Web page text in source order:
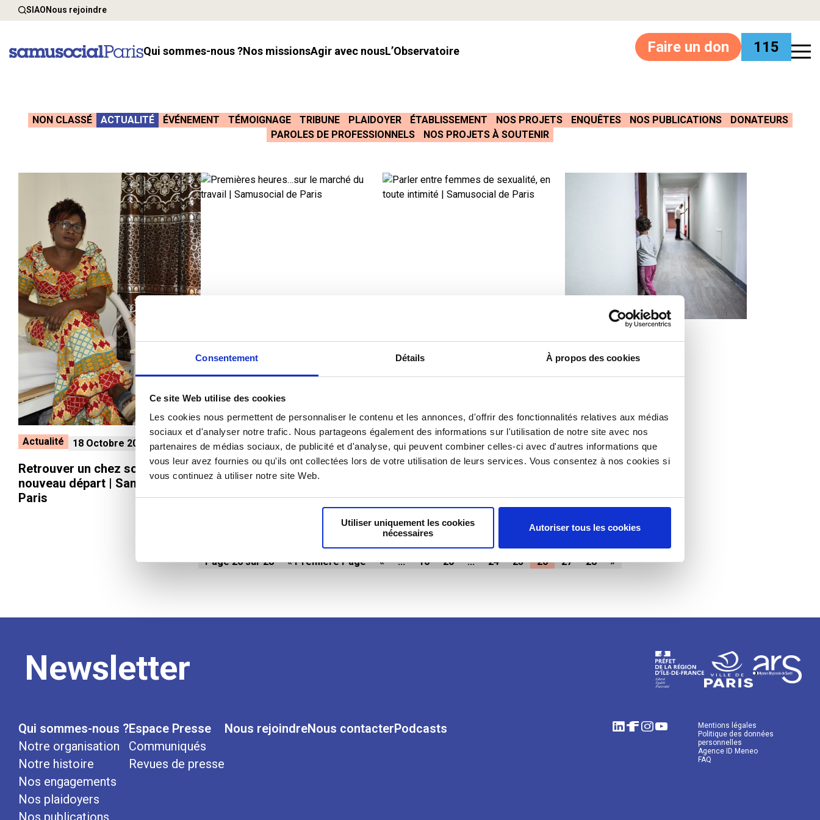
Consentement Détails À propos des cookies
Ce site Web utilise des cookies
Les cookies nous permettent de personnaliser le contenu et les annonces, d'offrir des fonctionnalités relatives aux médias
sociaux et d'analyser notre trafic. Nous partageons également des informations sur l'utilisation de notre site avec nos
partenaires de médias sociaux, de publicité et d'analyse, qui peuvent combiner celles-ci avec d'autres informations que
vous leur avez fournies ou qu'ils ont collectées lors de votre utilisation de leurs services. Vous consentez à nos cookies si
vous continuez à utiliser notre site Web.
Utiliser uniquement les cookies
nécessaires
Autoriser tous les cookies
SIAONous rejoindre
Qui sommes-nous ? Nos missions Agir avec nous l’Observatoire Faire un don 115
NON CLASSÉ ACTUALITÉ ÉVÉNEMENT TÉMOIGNAGE TRIBUNE PLAIDOYER ÉTABLISSEMENT NOS PROJETS ENQUÊTES NOS PUBLICATIONS
DONATEURS
PAROLES DE PROFESSIONNELS
NOS PROJETS À SOUTENIR
Actualité 18 Octobre 2018
Retrouver un chez soi pour un
nouveau départ | Samusocial de
Paris
Premières heures…sur le
marché du travail | Samusocial
de Paris
Parler entre femmes de
sexualité, en toute intimité |
Mieux vivre à l’hôtel |
Samusocial de Paris
Page 26 sur 28 « Première Page « ... 10 20 ... 24 25 26 27 28 »
Newsletter
Qui sommes-nous ?
Notre organisation
Notre histoire
Nos engagements
Nos plaidoyers
Nos publications
Espace Presse
Communiqués
Revues de presse
Nous rejoindreNous contacterPodcasts
Mentions légales
Politique des données
personnelles
Agence ID Meneo
FAQ